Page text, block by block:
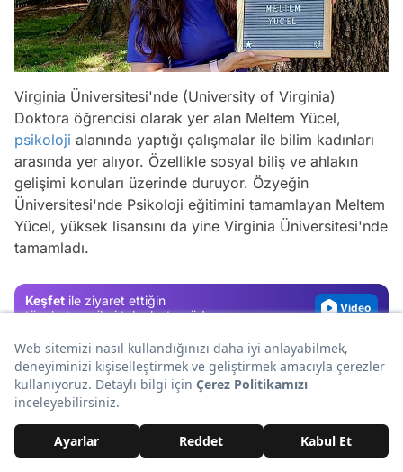
Virginia Üniversitesi'nde (University of Virginia)
Doktora öğrencisi olarak yer alan Meltem Yücel,
psikoloji alanında yaptığı çalışmalar ile bilim kadınları
arasında yer alıyor. Özellikle sosyal biliş ve ahlakın
gelişimi konuları üzerinde duruyor. Özyeğin
Üniversitesi'nde Psikoloji eğitimini tamamlayan Meltem
Yücel, yüksek lisansını da yine Virginia Üniversitesi'nde
tamamladı.
Keşfet ile ziyaret ettiğin
tüm kategorileri tek akışta gör!
Video
Test
Gündem
Video
Bu içerikler de ilginizi çekebilir.
Güneş Gibi Yükselen 13 Kadın
Gazeteci